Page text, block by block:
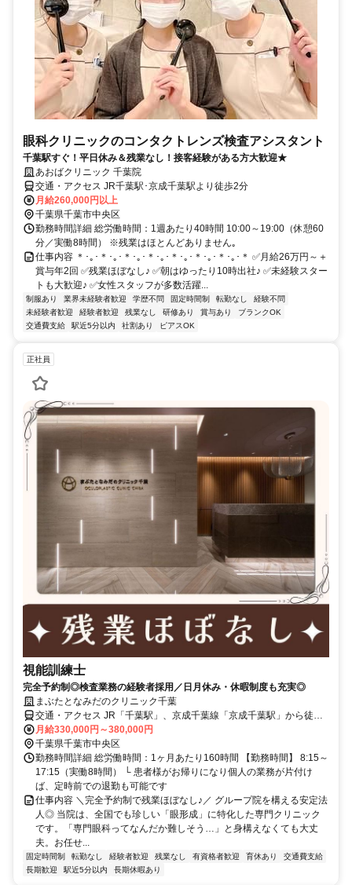
眼科クリニックのコンタクトレンズ検査アシスタント
千葉駅すぐ！平日休み＆残業なし！接客経験がある方大歓迎★
あおばクリニック 千葉院
交通・アクセス JR千葉駅･京成千葉駅より徒歩2分
月給260,000円以上
千葉県千葉市中央区
勤務時間詳細 総労働時間：1週あたり40時間 10:00～19:00（休憩60
分／実働8時間） ※残業はほとんどありません｡
仕事内容 ＊･｡･＊･｡･＊･｡･＊･｡･＊･｡･＊･｡･＊･｡･＊ ✅月給26万円～＋
賞与年2回 ✅残業ほぼなし♪ ✅朝はゆったり10時出社♪ ✅未経験スター
トも大歓迎♪ ✅女性スタッフが多数活躍...
制服あり 業界未経験者歓迎 学歴不問 固定時間制 転勤なし
経験不問
未経験者歓迎
経験者歓迎 残業なし 研修あり 賞与あり
ブランクOK
交通費支給
駅近5分以内 社割あり ピアスOK
正社員
視能訓練士
完全予約制◎検査業務の経験者採用／日月休み・休暇制度も充実◎
まぶたとなみだのクリニック千葉
交通・アクセス JR「千葉駅」、京成千葉線「京成千葉駅」から徒歩6
分
月給330,000円～380,000円
千葉県千葉市中央区
勤務時間詳細 総労働時間：1ヶ月あたり160時間 【勤務時間】 8:15～
17:15（実働8時間） └ 患者様がお帰りになり個人の業務が片付け
ば、定時前での退勤も可能です
仕事内容 ＼完全予約制で残業ほぼなし♪／ グループ院を構える安定法
人◎ 当院は、全国でも珍しい「眼形成」に特化した専門クリニック
です。「専門眼科ってなんだか難しそう…」と身構えなくても大丈
夫。お任せ...
固定時間制 転勤なし 経験者歓迎 残業なし 有資格者歓迎 育休あり
交通費支給
長期歓迎
駅近5分以内 長期休暇あり